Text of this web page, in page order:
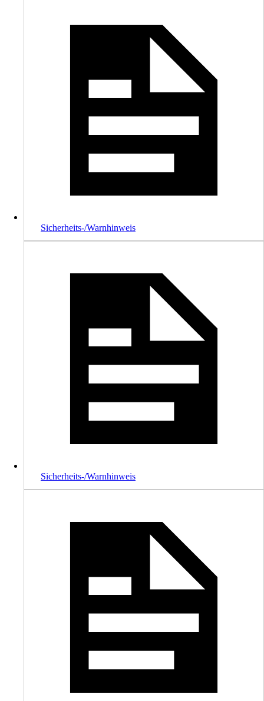
Sicherheits-/Warnhinweis
Sicherheits-/Warnhinweis